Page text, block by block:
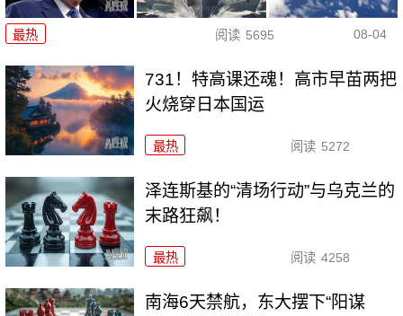
最热 阅读 5695 08-04
731！特高课还魂！高市早苗两把
火烧穿日本国运
最热 阅读 5272
泽连斯基的“清场行动”与乌克兰的
末路狂飙！
最热 阅读 4258
南海6天禁航，东大摆下“阳谋